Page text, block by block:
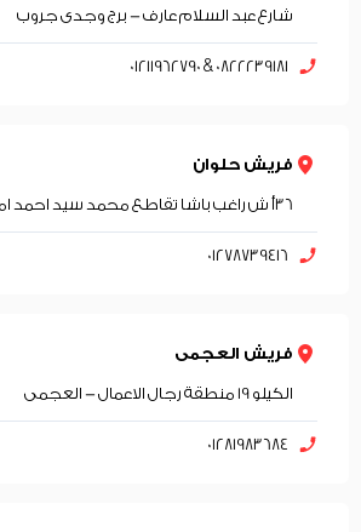
شارع عبد السلام عارف - برج وجدى جروب
0822239181 & 01211962790
فريش حلوان
36أ ش راغب باشا تقاطع محمد سيد احمد امام خير زمان
01278739416
فريش العجمى
الكيلو 19 منطقة رجال الاعمال - العجمى
01281983684